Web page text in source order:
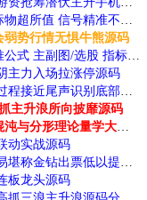
势行情无惧牛熊源码
主力入场拉涨停源码
主升浪所向披靡源码
动实战源码
板龙头源码